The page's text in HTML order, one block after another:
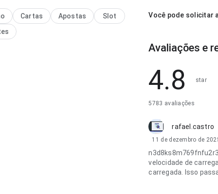
Cartas Apostas
Slot
Você pode solicitar
Avaliações e
4.8 star
5783 avaliações
rafael.castro
11 de dezembro de
velocidade de
carregada. Isso